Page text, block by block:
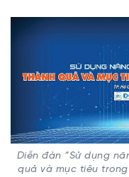
Diễn đàn “Sử dụng
quả và mục tiêu trong